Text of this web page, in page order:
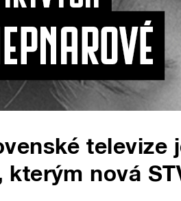
televize
nová